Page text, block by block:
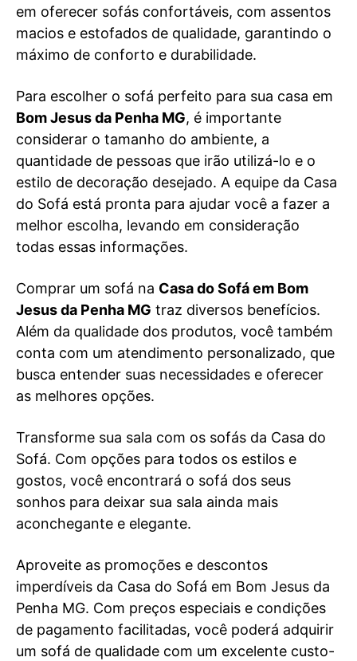
em oferecer sofás confortáveis, com assentos
macios e estofados de qualidade, garantindo o
máximo de conforto e durabilidade.
Para escolher o sofá perfeito para sua casa em
Bom Jesus da Penha MG, é importante
considerar o tamanho do ambiente, a
quantidade de pessoas que irão utilizá-lo e o
estilo de decoração desejado. A equipe da Casa
do Sofá está pronta para ajudar você a fazer a
melhor escolha, levando em consideração
todas essas informações.
Comprar um sofá na Casa do Sofá em Bom
Jesus da Penha MG traz diversos benefícios.
Além da qualidade dos produtos, você também
conta com um atendimento personalizado, que
busca entender suas necessidades e oferecer
as melhores opções.
Transforme sua sala com os sofás da Casa do
Sofá. Com opções para todos os estilos e
gostos, você encontrará o sofá dos seus
sonhos para deixar sua sala ainda mais
aconchegante e elegante.
Aproveite as promoções e descontos
imperdíveis da Casa do Sofá em Bom Jesus da
Penha MG. Com preços especiais e condições
de pagamento facilitadas, você poderá adquirir
um sofá de qualidade com um excelente custo-